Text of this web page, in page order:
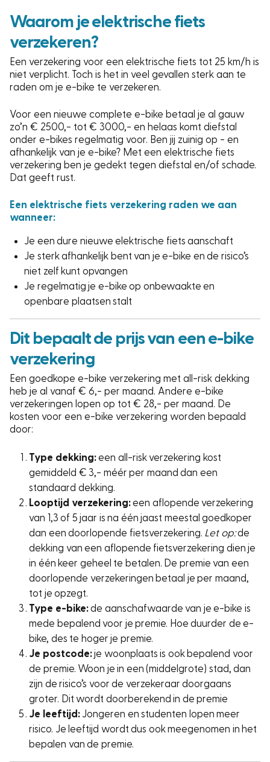
Waarom je elektrische fiets
verzekeren?
Een verzekering voor een elektrische fiets tot 25 km/h is
niet verplicht. Toch is het in veel gevallen sterk aan te
raden om je e-bike te verzekeren.
Voor een nieuwe complete e-bike betaal je al gauw
zo’n € 2500,- tot € 3000,- en helaas komt diefstal
onder e-bikes regelmatig voor. Ben jij zuinig op - en
afhankelijk van je e-bike? Met een elektrische fiets
verzekering ben je gedekt tegen diefstal en/of schade.
Dat geeft rust.
Een elektrische fiets verzekering raden we aan
wanneer:
Je een dure nieuwe elektrische fiets aanschaft
Je sterk afhankelijk bent van je e-bike en de risico’s
niet zelf kunt opvangen
Je regelmatig je e-bike op onbewaakte en
openbare plaatsen stalt
Dit bepaalt de prijs van een e-bike
verzekering
Een goedkope e-bike verzekering met all-risk dekking
heb je al vanaf € 6,- per maand. Andere e-bike
verzekeringen lopen op tot € 28,- per maand. De
kosten voor een e-bike verzekering worden bepaald
door:
Type dekking:een all-risk verzekering kost
gemiddeld € 3,- méér per maand dan een
standaard dekking.
Looptijd verzekering:een aflopende verzekering
van 1,3 of 5 jaar is na één jaast meestal goedkoper
dan een doorlopende fietsverzekering. Let op:de
dekking van een aflopende fietsverzekering dien je
in één keer geheel te betalen. De premie van een
doorlopende verzekeringen betaal je per maand,
tot je opzegt.
Type e-bike:de aanschafwaarde van je e-bike is
mede bepalend voor je premie. Hoe duurder de e-
bike, des te hoger je premie.
Je postcode:je woonplaats is ook bepalend voor
de premie. Woon je in een (middelgrote) stad, dan
zijn de risico’s voor de verzekeraar doorgaans
groter. Dit wordt doorberekend in de premie
Je leeftijd:Jongeren en studenten lopen meer
risico. Je leeftijd wordt dus ook meegenomen in het
bepalen van de premie.